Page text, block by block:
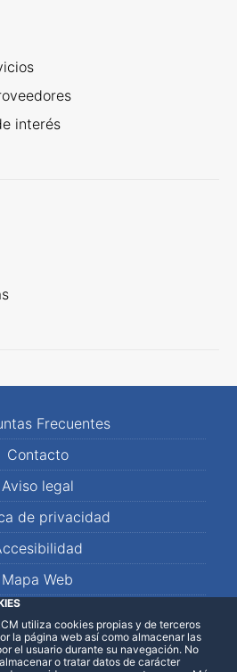
interés
Frecuentes
Contacto
Aviso legal
de privacidad
Mapa Web
utiliza cookies propias y de terceros
la página web así como almacenar las
el usuario durante su navegación. No
o tratar datos de carácter